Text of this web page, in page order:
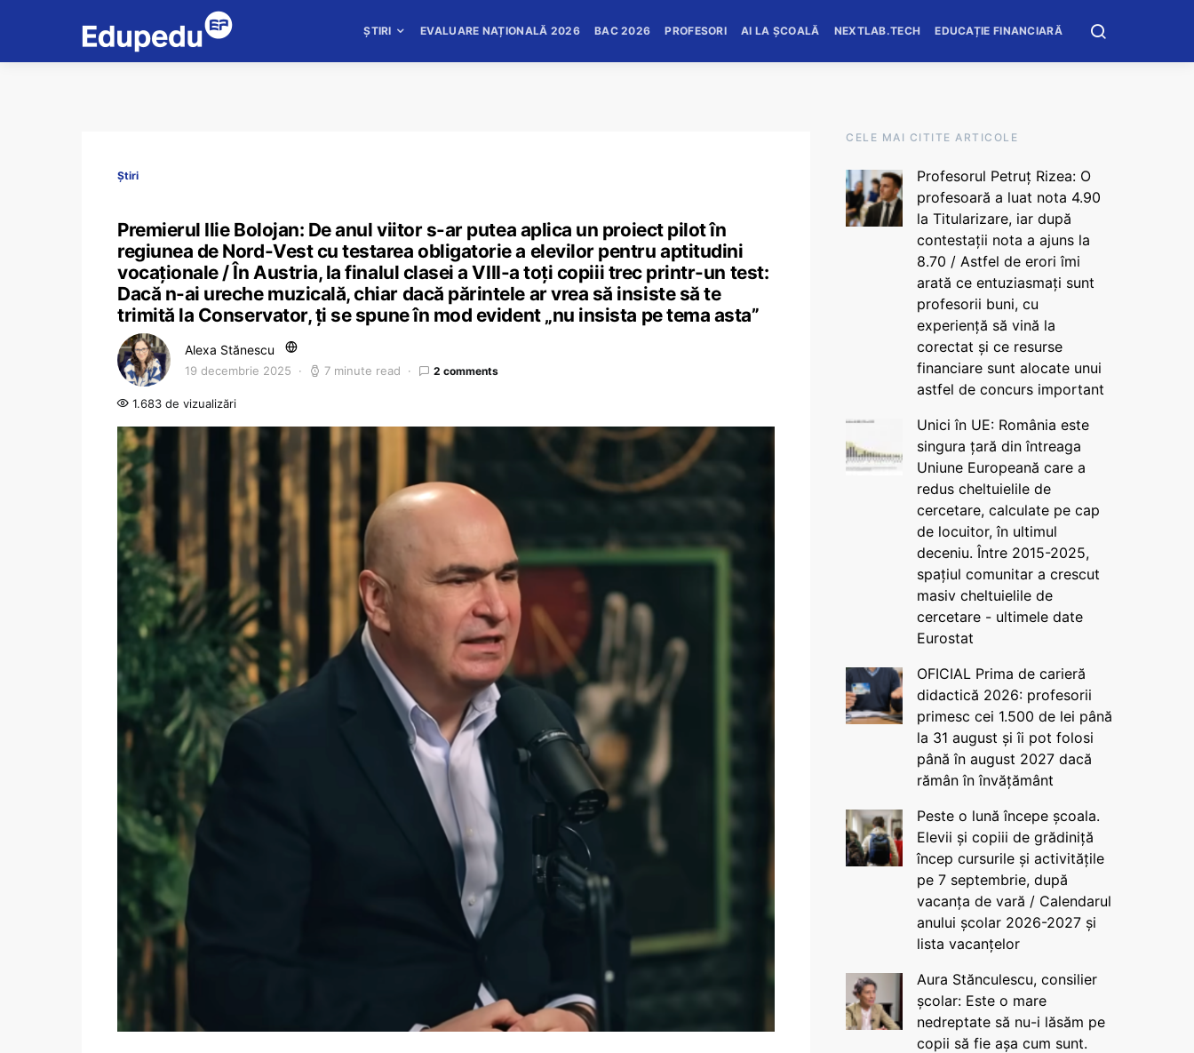
ȘTIRI EVALUARE NAȚIONALĂ 2026 BAC 2026 PROFESORI AI LA ȘCOALĂ NEXTLAB.TECH EDUCAȚIE FINANCIARĂ
Știri
Premierul Ilie Bolojan: De anul viitor s-ar putea aplica un proiect pilot în
regiunea de Nord-Vest cu testarea obligatorie a elevilor pentru aptitudini
vocaționale / În Austria, la finalul clasei a VIII-a toți copiii trec printr-un test:
Dacă n-ai ureche muzicală, chiar dacă părintele ar vrea să insiste să te
trimită la Conservator, ți se spune în mod evident „nu insista pe tema asta”
Alexa Stănescu
19 decembrie 2025 7 minute read 2 comments
1.683 de vizualizări
CELE MAI CITITE ARTICOLE
Profesorul Petruț Rizea: O
profesoară a luat nota 4.90
la Titularizare, iar după
contestații nota a ajuns la
8.70 / Astfel de erori îmi
arată ce entuziasmați sunt
profesorii buni, cu
experiență să vină la
corectat și ce resurse
financiare sunt alocate unui
astfel de concurs important
Unici în UE: România este
singura țară din întreaga
Uniune Europeană care a
redus cheltuielile de
cercetare, calculate pe cap
de locuitor, în ultimul
deceniu. Între 2015-2025,
spațiul comunitar a crescut
masiv cheltuielile de
cercetare - ultimele date
Eurostat
OFICIAL Prima de carieră
didactică 2026: profesorii
primesc cei 1.500 de lei până
la 31 august și îi pot folosi
până în august 2027 dacă
rămân în învățământ
Peste o lună începe școala.
Elevii și copiii de grădiniță
încep cursurile și activitățile
pe 7 septembrie, după
vacanța de vară / Calendarul
anului școlar 2026-2027 și
lista vacanțelor
Aura Stănculescu, consilier
școlar: Este o mare
nedreptate să nu-i lăsăm pe
copii să fie așa cum sunt.